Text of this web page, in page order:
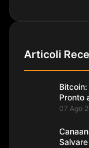
Articoli
Pronto
07 Ago